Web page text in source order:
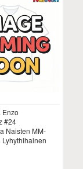
Enzo
#24
Naisten MM-
Lyhythihainen